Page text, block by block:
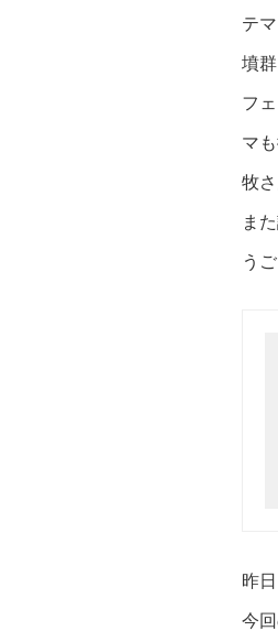
テ
墳
フ
マ
牧
ま
う
昨
今